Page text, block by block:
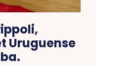
Uruguense